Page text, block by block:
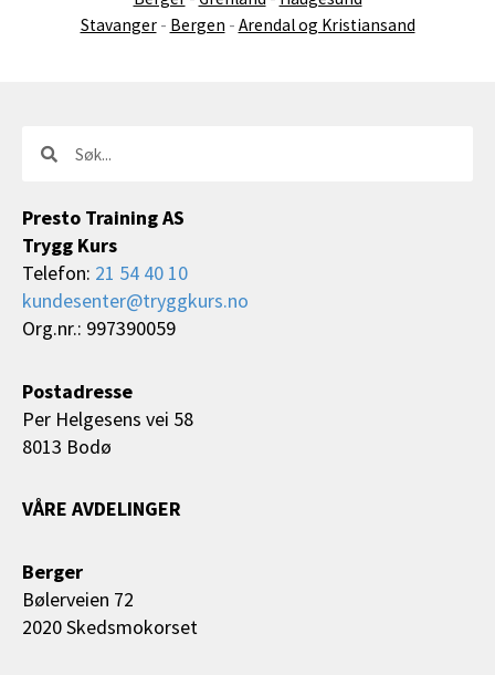
Stavanger- Bergen - Arendal og Kristiansand
Presto Training AS
Trygg Kurs
Telefon: 21 54 40 10
kundesenter@tryggkurs.no
Org.nr.: 997390059
Postadresse
Per Helgesens vei 58
8013 Bodø
VÅRE AVDELINGER
Berger
Bølerveien 72
2020 Skedsmokorset